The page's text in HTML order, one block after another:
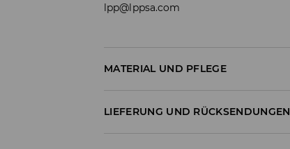
lpp@lppsa.com
MATERIAL UND PFLEGE
LIEFERUNG UND RÜCKSENDUNGEN